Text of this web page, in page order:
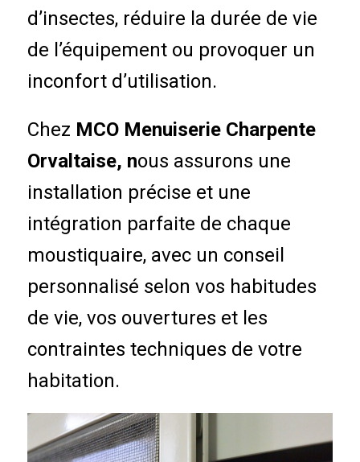
d’insectes, réduire la durée de vie
de l’équipement ou provoquer un
inconfort d’utilisation.
Chez MCO Menuiserie Charpente
Orvaltaise, nous assurons une
installation précise et une
intégration parfaite de chaque
moustiquaire, avec un conseil
personnalisé selon vos habitudes
de vie, vos ouvertures et les
contraintes techniques de votre
habitation.